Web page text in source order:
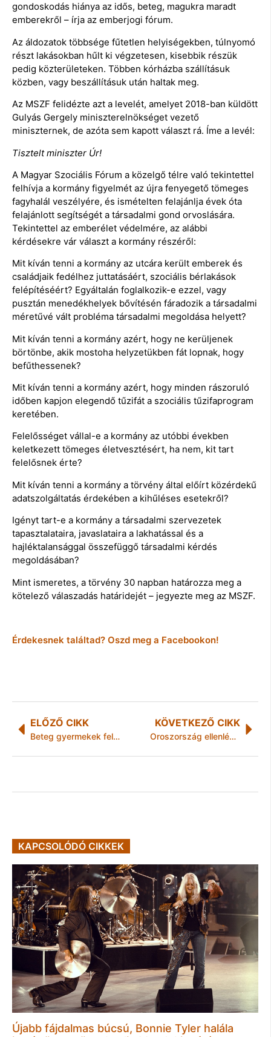
gondoskodás hiánya az idős, beteg, magukra maradt
emberekről – írja az emberjogi fórum.
Az áldozatok többsége fűtetlen helyiségekben, túlnyomó
részt lakásokban hűlt ki végzetesen, kisebbik részük
pedig közterületeken. Többen kórházba szállításuk
közben, vagy beszállításuk után haltak meg.
Az MSZF felidézte azt a levelét, amelyet 2018-ban küldött
Gulyás Gergely miniszterelnökséget vezető
miniszternek, de azóta sem kapott választ rá. Íme a levél:
Tisztelt miniszter Úr!
A Magyar Szociális Fórum a közelgő télre való tekintettel
felhívja a kormány figyelmét az újra fenyegető tömeges
fagyhalál veszélyére, és ismételten felajánlja évek óta
felajánlott segítségét a társadalmi gond orvoslására.
Tekintettel az emberélet védelmére, az alábbi
kérdésekre vár választ a kormány részéről:
Mit kíván tenni a kormány az utcára került emberek és
családjaik fedélhez juttatásáért, szociális bérlakások
felépítéséért? Egyáltalán foglalkozik-e ezzel, vagy
pusztán menedékhelyek bővítésén fáradozik a társadalmi
méretűvé vált probléma társadalmi megoldása helyett?
Mit kíván tenni a kormány azért, hogy ne kerüljenek
börtönbe, akik mostoha helyzetükben fát lopnak, hogy
befűthessenek?
Mit kíván tenni a kormány azért, hogy minden rászoruló
időben kapjon elegendő tűzifát a szociális tűzifaprogram
keretében.
Felelősséget vállal-e a kormány az utóbbi években
keletkezett tömeges életvesztésért, ha nem, kit tart
felelősnek érte?
Mit kíván tenni a kormány a törvény által előírt közérdekű
adatszolgáltatás érdekében a kihűléses esetekről?
Igényt tart-e a kormány a társadalmi szervezetek
tapasztalataira, javaslataira a lakhatással és a
hajléktalansággal összefüggő társadalmi kérdés
megoldásában?
Mint ismeretes, a törvény 30 napban határozza meg a
kötelező válaszadás határidejét – jegyezte meg az MSZF.
Érdekesnek találtad? Oszd meg a Facebookon!
ELŐZŐ CIKK
Beteg gyermekek felépülését támogatják
KÖVETKEZŐ CIKK
Oroszország ellenlépéseket helyezett kilátásba, ha a NATO elutasítaná biztonsági javaslatait
KAPCSOLÓDÓ CIKKEK
Újabb fájdalmas búcsú, Bonnie Tyler halála